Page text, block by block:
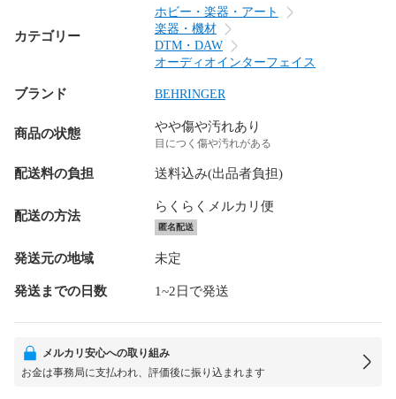
カテゴリー
ホビー・楽器・アート
楽器・機材
DTM・DAW
オーディオインターフェイス
ブランド BEHRINGER
商品の状態 やや傷や汚れあり
目につく傷や汚れがある
配送料の負担 送料込み(出品者負担)
配送の方法
らくらくメルカリ便
匿名配送
発送元の地域 未定
発送までの日数 1~2日で発送
メルカリ安心への取り組み
お金は事務局に支払われ、評価後に振り込まれます